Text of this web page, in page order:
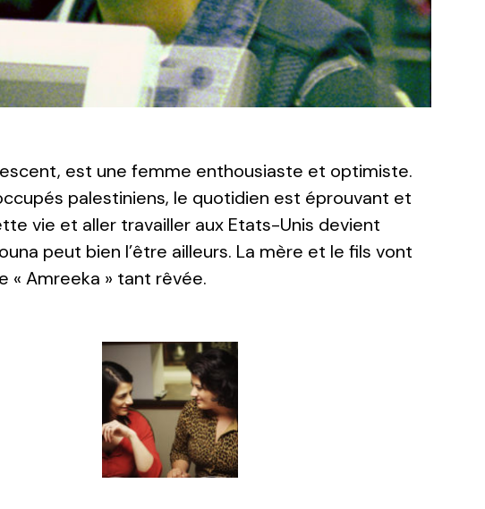
est une femme enthousiaste et optimiste.
palestiniens, le quotidien est éprouvant et
vie et aller travailler aux Etats-Unis devient
peut bien l’être ailleurs. La mère et le fils vont
« Amreeka » tant rêvée.